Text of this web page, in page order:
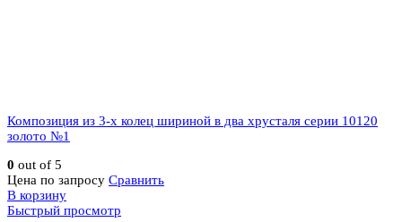
Композиция из 3-х колец шириной в два хрусталя серии 10120
золото №1
0 out of 5
Цена по запросу Сравнить
В корзину
Быстрый просмотр